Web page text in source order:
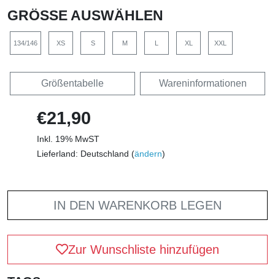
GRÖSSE AUSWÄHLEN
134/146 XS S M L XL XXL
Größentabelle Wareninformationen
€21,90
Inkl. 19% MwST
Lieferland: Deutschland (ändern)
IN DEN WARENKORB LEGEN
Zur Wunschliste hinzufügen